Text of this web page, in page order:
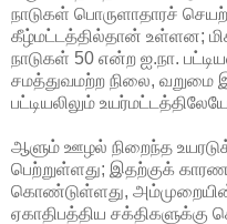
நாடுகள் பொருளாதாரச்
கீழ்மட்டத்தில்தான் உள்ளன;
நாடுகள் 50 என்ற ஐ.நா.
சமத்துவமற்ற நிலை,
பட்டியலிலும்
ஆளும் ஊழல் நிறைந்த
பெற்றுள்ளது; இதற்குக்
கொண்டுள்ளது,
ஏகாதிபத்திய சக்திகளுக்கு